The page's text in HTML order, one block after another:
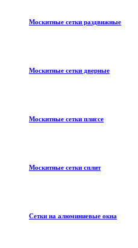
Москитные сетки раздвижные
Москитные сетки дверные
Москитные сетки плиссе
Москитные сетки сплит
Сетки на алюминиевые окна